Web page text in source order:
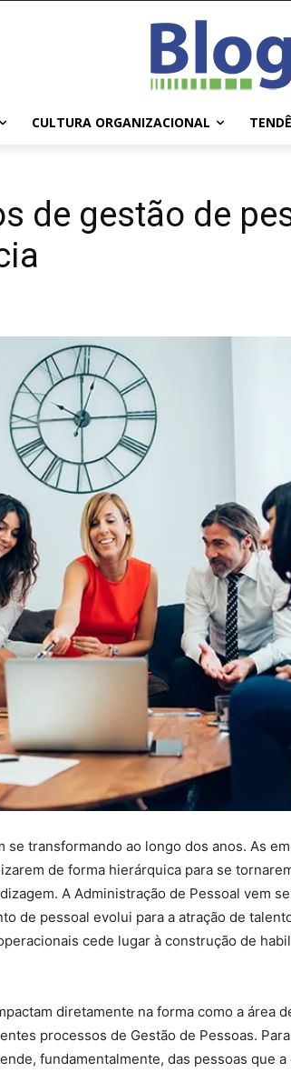
CULTURA ORGANIZACIONAL
de gestão de
se transformando ao longo dos anos. As
de forma hierárquica para se
A Administração de Pessoal vem
de pessoal evolui para a atração de
cede lugar à construção de
diretamente na forma como a área
processos de Gestão de Pessoas.
fundamentalmente, das pessoas que a